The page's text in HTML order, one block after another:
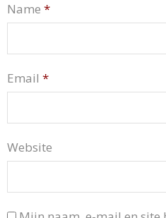
Name *
Email *
Website